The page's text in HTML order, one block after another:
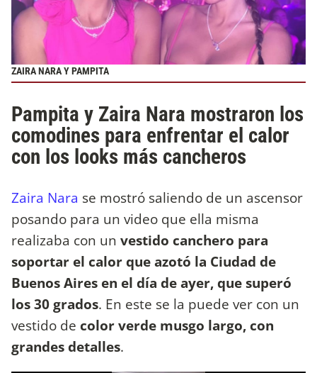
ZAIRA NARA Y PAMPITA
Pampita y Zaira Nara mostraron los
comodines para enfrentar el calor
con los looks más cancheros
Zaira Nara se mostró saliendo de un ascensor
posando para un video que ella misma
realizaba con un vestido canchero para
soportar el calor que azotó la Ciudad de
Buenos Aires en el día de ayer, que superó
los 30 grados. En este se la puede ver con un
vestido de color verde musgo largo, con
grandes detalles.